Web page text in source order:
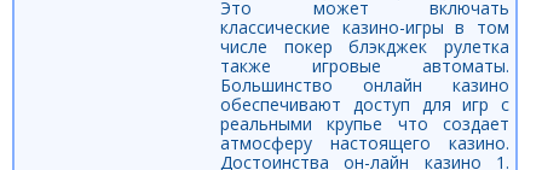
Это может включать
классические казино-игры в том
числе покер блэкджек рулетка
также игровые автоматы.
Большинство онлайн казино
обеспечивают доступ для игр с
реальными крупье что создает
атмосферу настоящего казино.
Достоинства он-лайн казино 1.